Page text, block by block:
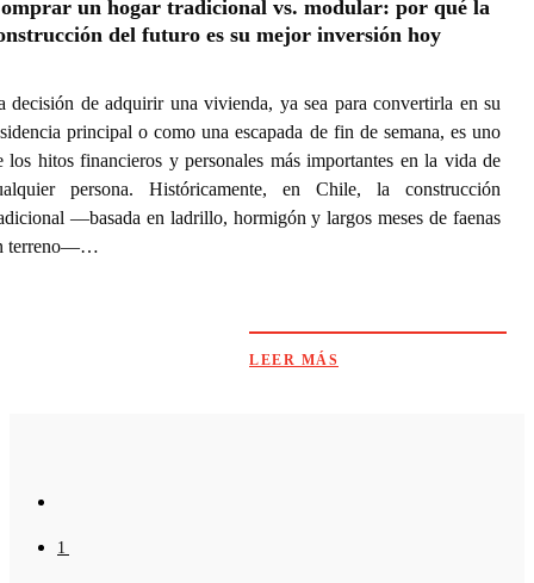
un hogar tradicional vs. modular: por qué la
del futuro es su mejor inversión hoy
decisión de adquirir una vivienda, ya sea para convertirla en su
principal o como una escapada de fin de semana, es uno
los hitos financieros y personales más importantes en la vida de
persona. Históricamente, en Chile, la construcción
—basada en ladrillo, hormigón y largos meses de faenas
terreno—…
LEER MÁS
1